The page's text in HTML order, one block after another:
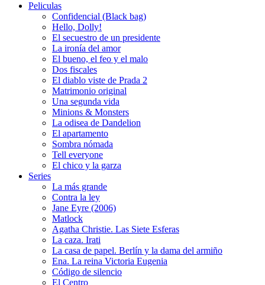
Peliculas
Confidencial (Black bag)
Hello, Dolly!
El secuestro de un presidente
La ironía del amor
El bueno, el feo y el malo
Dos fiscales
El diablo viste de Prada 2
Matrimonio original
Una segunda vida
Minions & Monsters
La odisea de Dandelion
El apartamento
Sombra nómada
Tell everyone
El chico y la garza
Series
La más grande
Contra la ley
Jane Eyre (2006)
Matlock
Agatha Christie. Las Siete Esferas
La caza. Irati
La casa de papel. Berlín y la dama del armiño
Ena. La reina Victoria Eugenia
Código de silencio
El Centro